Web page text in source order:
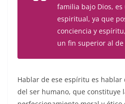
familia bajo Dios, es
espiritual, ya que
conciencia y
un fin superior al
Hablar de ese espíritu es
del ser humano, que constituye